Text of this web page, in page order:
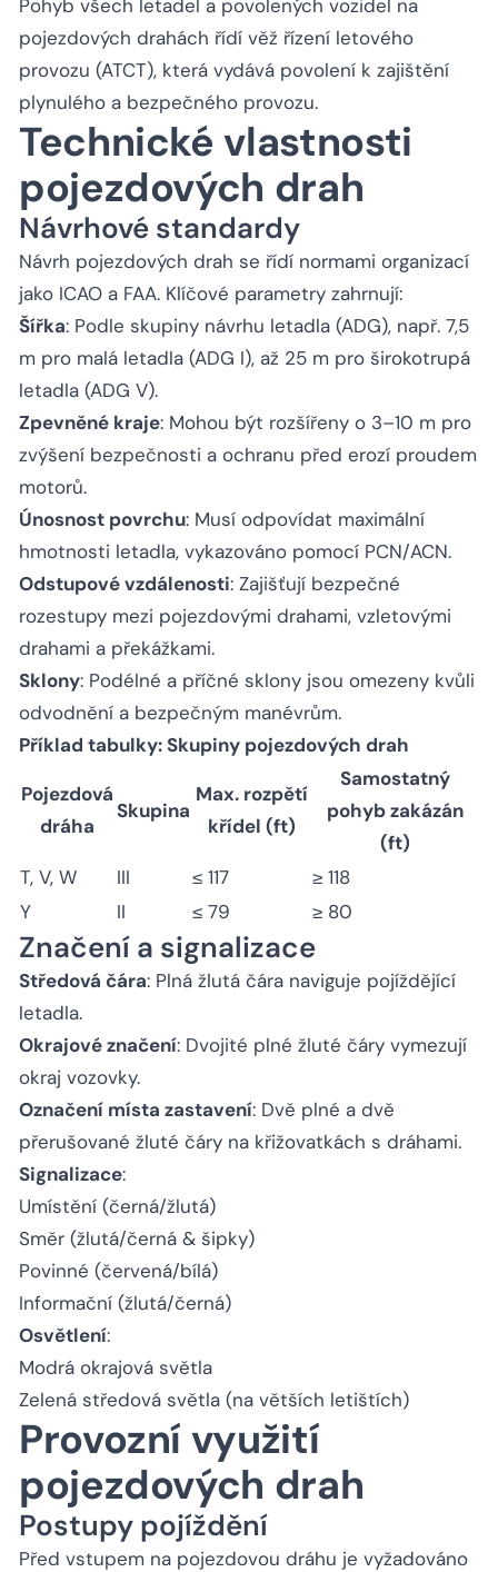
Pohyb všech letadel a povolených vozidel na
pojezdových drahách řídí věž řízení letového
provozu (ATCT), která vydává povolení k zajištění
plynulého a bezpečného provozu.
Technické vlastnosti
pojezdových drah
Návrhové standardy
Návrh pojezdových drah se řídí normami organizací
jako ICAO a FAA. Klíčové parametry zahrnují:
Šířka: Podle skupiny návrhu letadla (ADG), např. 7,5
m pro malá letadla (ADG I), až 25 m pro širokotrupá
letadla (ADG V).
Zpevněné kraje: Mohou být rozšířeny o 3–10 m pro
zvýšení bezpečnosti a ochranu před erozí proudem
motorů.
Únosnost povrchu: Musí odpovídat maximální
hmotnosti letadla, vykazováno pomocí PCN/ACN.
Odstupové vzdálenosti: Zajišťují bezpečné
rozestupy mezi pojezdovými drahami, vzletovými
drahami a překážkami.
Sklony: Podélné a příčné sklony jsou omezeny kvůli
odvodnění a bezpečným manévrům.
Příklad tabulky: Skupiny pojezdových drah
Pojezdová
dráha
Skupina
Max. rozpětí
křídel (ft)
Samostatný
pohyb zakázán
(ft)
T, V, W
III ≤ 117
≥ 118
Y
II ≤ 79 ≥ 80
Značení a signalizace
Středová čára: Plná žlutá čára naviguje pojíždějící
letadla.
Okrajové značení: Dvojité plné žluté čáry vymezují
okraj vozovky.
Označení místa zastavení: Dvě plné a dvě
přerušované žluté čáry na křižovatkách s dráhami.
Signalizace:
Umístění (černá/žlutá)
Směr (žlutá/černá & šipky)
Povinné (červená/bílá)
Informační (žlutá/černá)
Osvětlení:
Modrá okrajová světla
Zelená středová světla (na větších letištích)
Provozní využití
pojezdových drah
Postupy pojíždění
Před vstupem na pojezdovou dráhu je vyžadováno